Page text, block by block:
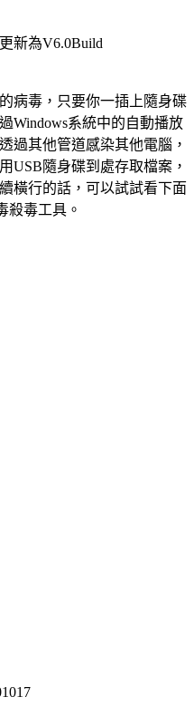
新為V6.0Build
病毒，只要你一插上隨身碟
Windows系統中的自動播放
過其他管道感染其他電腦，
USB隨身碟到處存取檔案，
橫行的話，可以試試看下面
殺毒工具。